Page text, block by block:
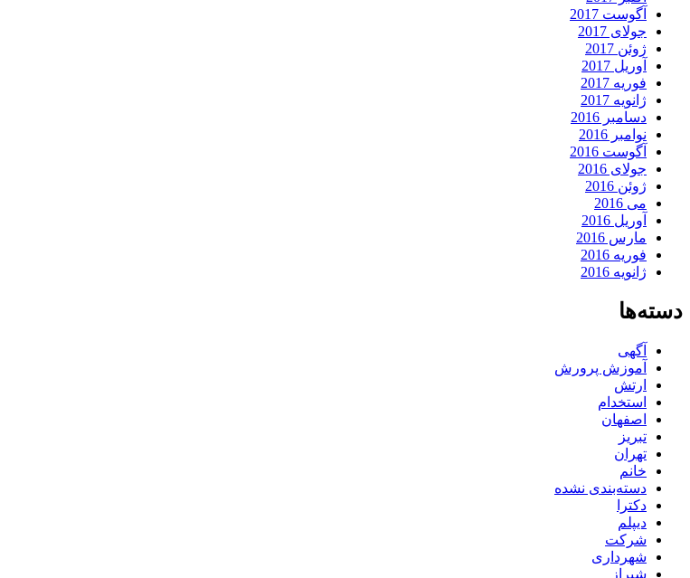
آگوست 2017
جولای 2017
ژوئن 2017
آوریل 2017
فوریه 2017
ژانویه 2017
دسامبر 2016
نوامبر 2016
آگوست 2016
جولای 2016
ژوئن 2016
می 2016
آوریل 2016
مارس 2016
فوریه 2016
ژانویه 2016
دسته‌ها
آگهی
آموزش پرورش
ارتش
استخدام
اصفهان
تبریز
تهران
خانم
دسته‌بندی نشده
دکترا
دیپلم
شرکت
شهرداری
شیراز